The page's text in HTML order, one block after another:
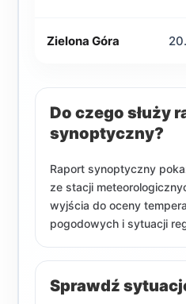
Zielona Góra
Do czego służy
synoptyczny?
Raport synoptyczny
ze stacji
wyjścia do oceny
pogodowych i sytuacji
Sprawdź